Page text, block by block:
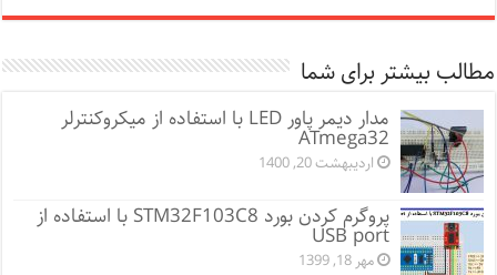
مطالب بیشتر برای شما
مدار دیمر پاور LED با استفاده از میکروکنترلر
ATmega32
اردیبهشت 20, 1400
پروگرم کردن بورد STM32F103C8 با استفاده از
USB port
مهر 18, 1399